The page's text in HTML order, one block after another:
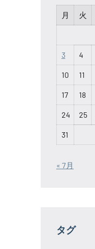
月
火
3 4
10 11
17 18
24 25
31
« 7月
タグ